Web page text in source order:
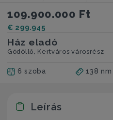
109.900.000 Ft
€ 299.945
Ház eladó
Gödöllő, Kertváros városrész
6 szoba 138 nm
Leírás